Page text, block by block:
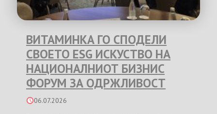
ВИТАМИНКА ГО СПОДЕЛИ
СВОЕТО ESG ИСКУСТВО НА
НАЦИОНАЛНИОТ БИЗНИС
ФОРУМ ЗА ОДРЖЛИВОСТ
06.07.2026